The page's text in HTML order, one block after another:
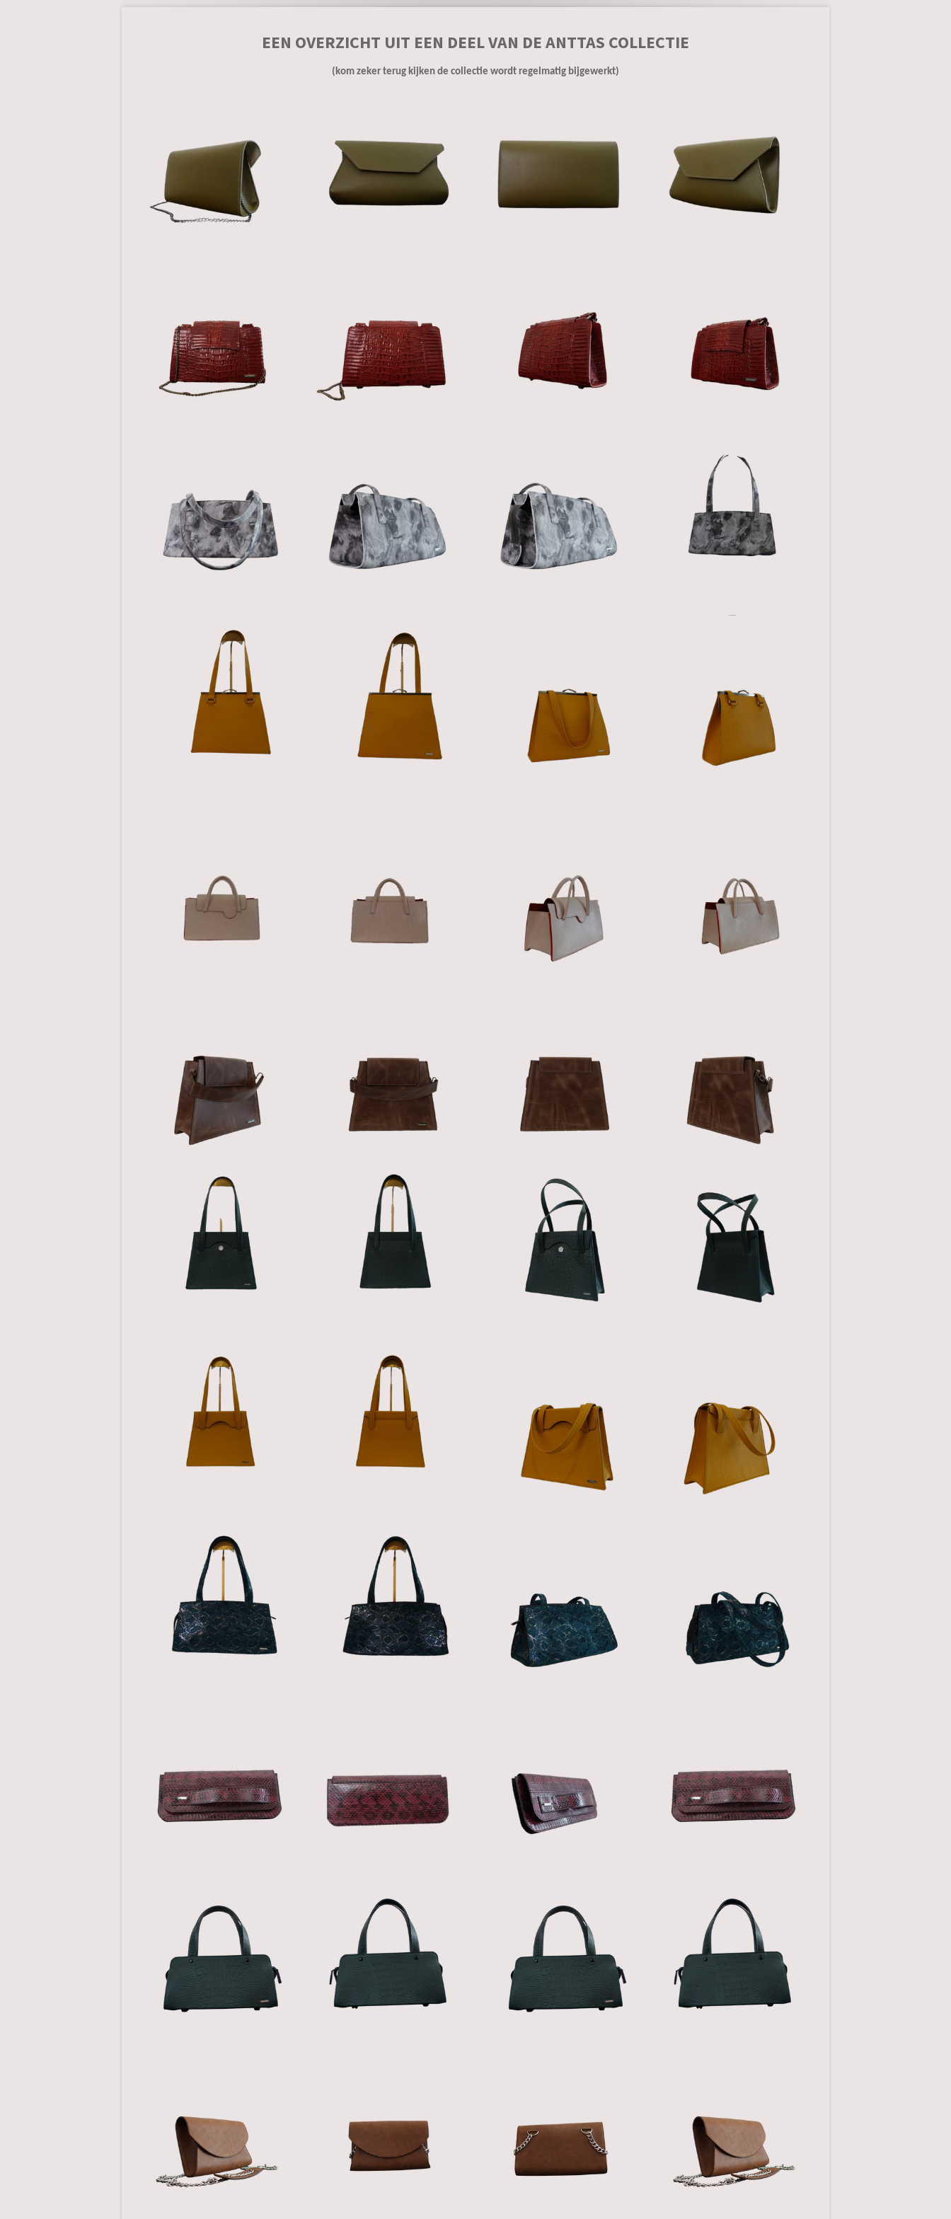
EEN OVERZICHT UIT EEN DEEL VAN DE ANTTAS COLLECTIE
(kom zeker terug kijken de collectie wordt regelmatig bijgewerkt)